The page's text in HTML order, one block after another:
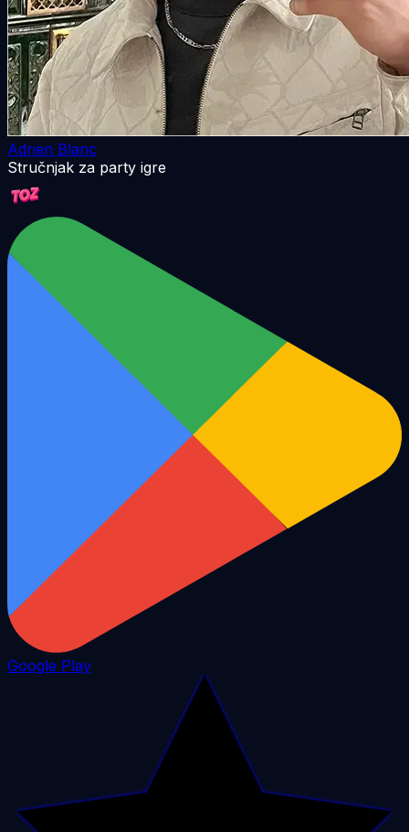
Adrien Blanc
Stručnjak za party igre
Google Play